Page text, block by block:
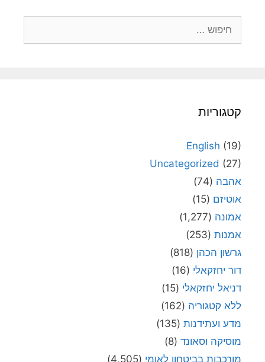
קטגוריות
English (19)
Uncategorized (27)
אהבה (74)
אוטיזם (15)
אמונה (1,277)
אמנות (253)
גרשון הכהן (818)
דור יחזקאלי (16)
דניאל יחזקאלי (15)
ללא קטגוריה (162)
מדע ועתידנות (135)
מוסיקה וסאונד (8)
מורכבות בביטחון לאומי (4,505)